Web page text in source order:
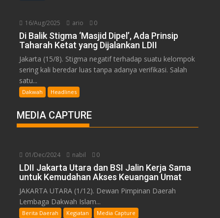
16/Aug/2025 ario 0
Di Balik Stigma ‘Masjid Dipel’, Ada Prinsip
Taharah Ketat yang Dijalankan LDII
Jakarta (15/8). Stigma negatif terhadap suatu kelompok
sering kali beredar luas tanpa adanya verifikasi. Salah
satu...
Dakwah Headlines
MEDIA CAPTURE
01/Dec/2024 nabil 0
LDII Jakarta Utara dan BSI Jalin Kerja Sama
untuk Kemudahan Akses Keuangan Umat
JAKARTA UTARA (1/12). Dewan Pimpinan Daerah
Lembaga Dakwah Islam...
Berita Daerah Kegiatan Media Capture